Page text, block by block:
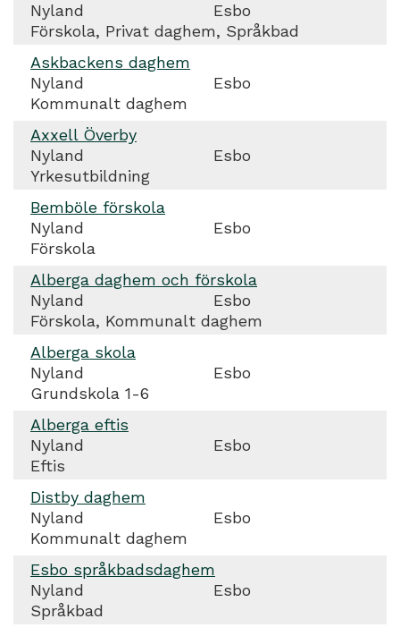
Nyland
Esbo
Förskola, Privat daghem, Språkbad
Askbackens daghem
Nyland
Esbo
Kommunalt daghem
Axxell Överby
Nyland
Esbo
Yrkesutbildning
Bemböle förskola
Nyland
Esbo
Förskola
Alberga daghem och förskola
Nyland
Esbo
Förskola, Kommunalt daghem
Alberga skola
Nyland
Esbo
Grundskola 1-6
Alberga eftis
Nyland
Esbo
Eftis
Distby daghem
Nyland
Esbo
Kommunalt daghem
Esbo språkbadsdaghem
Nyland
Esbo
Språkbad